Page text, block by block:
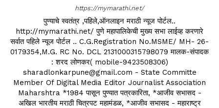
https://mymarathi.net/
पुण्याचे स्वतंत्र ,पहिले,ऑनलाइन मराठी न्यूज पोर्टल..
http://mymarathi.net/ पुणे महापालिकेची मुख्य सभा लाईव्ह करणारे
सर्वात पहिले न्यूज पोर्टल .. C.G.Registration No.MSME/ MH- 26-
0179354,M.G. RC No. DCL 2131000315798079 मालक-संपादक
: शरद लोणकर( mobile-9423508306)
sharadlonkarpune@gmail.com - State Committe
Member Of Digital Media Editor Journalist Association
Maharshtra *1984 पासून पुण्यात पत्रकारिता, *आजीव सभासद -
अखिल भारतीय मराठी चित्रपट महामंडळ, *आजीव सभासद - महाराष्ट्र